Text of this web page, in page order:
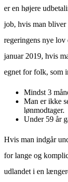
er en højere
job, hvis man bliver
regeringens nye
januar 2019, hvis
egnet for folk, som
Mindst 3
Man er ikke
lønmodtager.
Under 59 år
Hvis man indgår
for lange og
udlandet i en